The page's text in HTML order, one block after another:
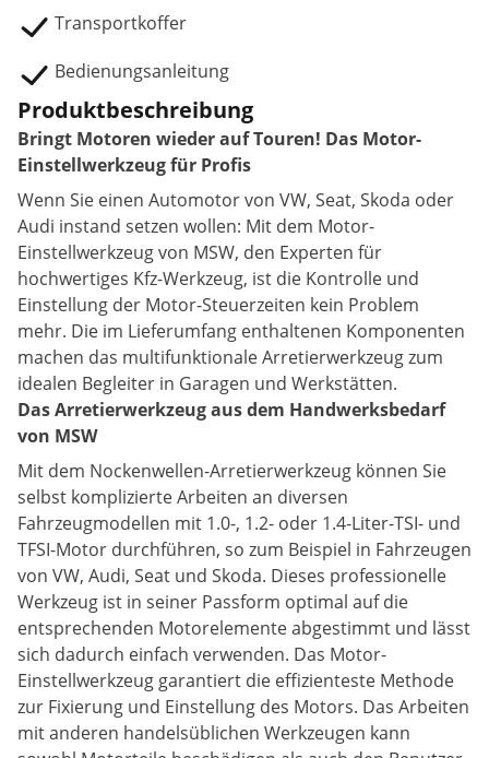
Transportkoffer
Bedienungsanleitung
Produktbeschreibung
Bringt Motoren wieder auf Touren! Das Motor-
Einstellwerkzeug für Profis
Wenn Sie einen Automotor von VW, Seat, Skoda oder
Audi instand setzen wollen: Mit dem Motor-
Einstellwerkzeug von MSW, den Experten für
hochwertiges Kfz-Werkzeug, ist die Kontrolle und
Einstellung der Motor-Steuerzeiten kein Problem
mehr. Die im Lieferumfang enthaltenen Komponenten
machen das multifunktionale Arretierwerkzeug zum
idealen Begleiter in Garagen und Werkstätten.
Das Arretierwerkzeug aus dem Handwerksbedarf
von MSW
Mit dem Nockenwellen-Arretierwerkzeug können Sie
selbst komplizierte Arbeiten an diversen
Fahrzeugmodellen mit 1.0-, 1.2- oder 1.4-Liter-TSI- und
TFSI-Motor durchführen, so zum Beispiel in Fahrzeugen
von VW, Audi, Seat und Skoda. Dieses professionelle
Werkzeug ist in seiner Passform optimal auf die
entsprechenden Motorelemente abgestimmt und lässt
sich dadurch einfach verwenden. Das Motor-
Einstellwerkzeug garantiert die effizienteste Methode
zur Fixierung und Einstellung des Motors. Das Arbeiten
mit anderen handelsüblichen Werkzeugen kann